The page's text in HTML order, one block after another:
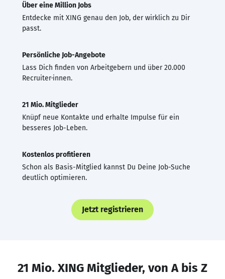
Über eine Million Jobs
Entdecke mit XING genau den Job, der wirklich zu Dir
passt.
Persönliche Job-Angebote
Lass Dich finden von Arbeitgebern und über 20.000
Recruiter·innen.
21 Mio. Mitglieder
Knüpf neue Kontakte und erhalte Impulse für ein
besseres Job-Leben.
Kostenlos profitieren
Schon als Basis-Mitglied kannst Du Deine Job-Suche
deutlich optimieren.
Jetzt registrieren
21 Mio. XING Mitglieder, von A bis Z